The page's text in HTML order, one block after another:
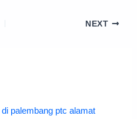
NEXT